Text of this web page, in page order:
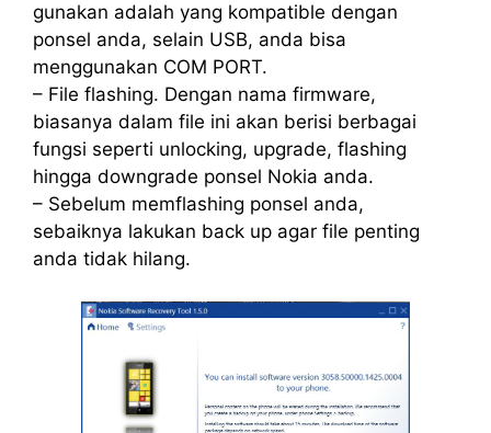
gunakan adalah yang kompatible dengan
ponsel anda, selain USB, anda bisa
menggunakan COM PORT.
– File flashing. Dengan nama firmware,
biasanya dalam file ini akan berisi berbagai
fungsi seperti unlocking, upgrade, flashing
hingga downgrade ponsel Nokia anda.
– Sebelum memflashing ponsel anda,
sebaiknya lakukan back up agar file penting
anda tidak hilang.